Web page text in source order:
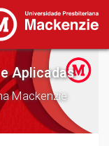
Aplicadas
Mackenzie